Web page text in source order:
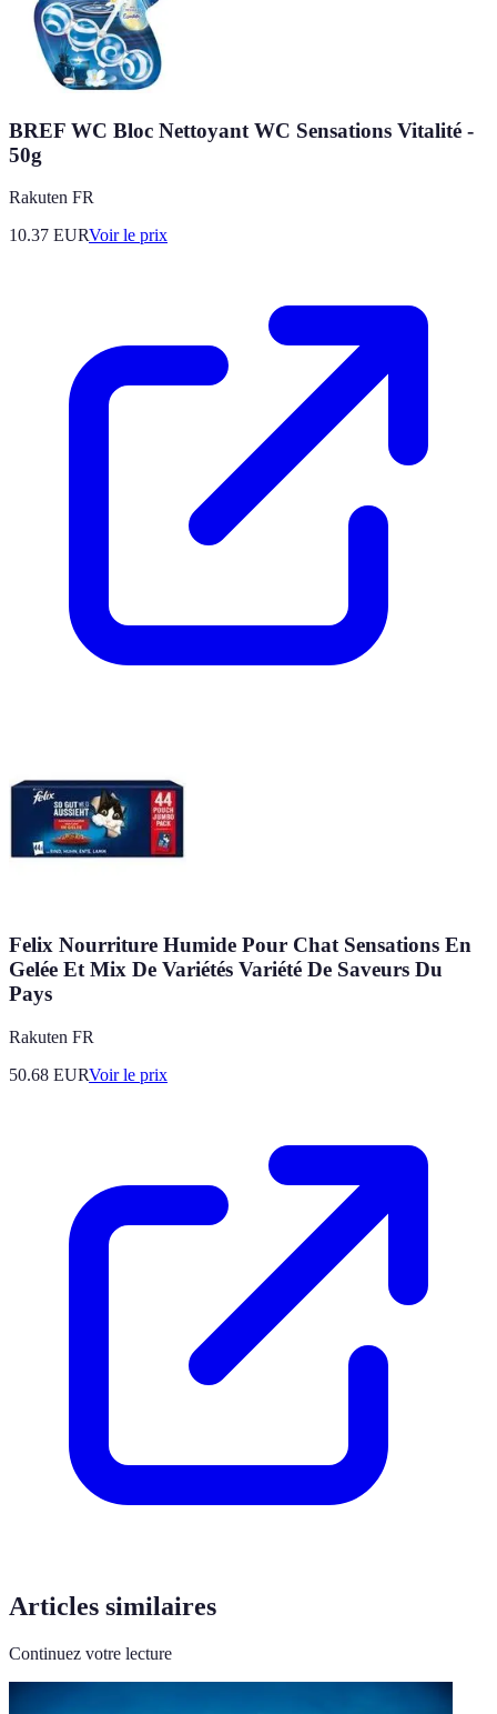
BREF WC Bloc Nettoyant WC Sensations Vitalité -
50g
Rakuten FR
10.37 EURVoir le prix
Felix Nourriture Humide Pour Chat Sensations En
Gelée Et Mix De Variétés Variété De Saveurs Du
Pays
Rakuten FR
50.68 EURVoir le prix
Articles similaires
Continuez votre lecture